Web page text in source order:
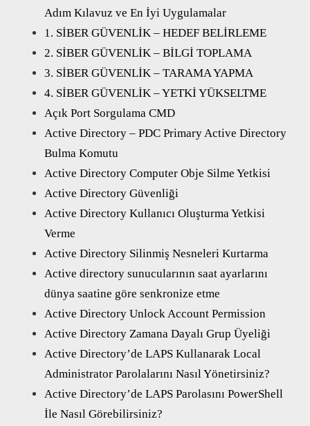
Adım Kılavuz ve En İyi Uygulamalar
1. SİBER GÜVENLİK – HEDEF BELİRLEME
2. SİBER GÜVENLİK – BİLGİ TOPLAMA
3. SİBER GÜVENLİK – TARAMA YAPMA
4. SİBER GÜVENLİK – YETKİ YÜKSELTME
Açık Port Sorgulama CMD
Active Directory – PDC Primary Active Directory
Bulma Komutu
Active Directory Computer Obje Silme Yetkisi
Active Directory Güvenliği
Active Directory Kullanıcı Oluşturma Yetkisi
Verme
Active Directory Silinmiş Nesneleri Kurtarma
Active directory sunucularının saat ayarlarını
dünya saatine göre senkronize etme
Active Directory Unlock Account Permission
Active Directory Zamana Dayalı Grup Üyeliği
Active Directory’de LAPS Kullanarak Local
Administrator Parolalarını Nasıl Yönetirsiniz?
Active Directory’de LAPS Parolasını PowerShell
İle Nasıl Görebilirsiniz?